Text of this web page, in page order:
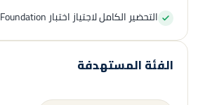
التحضير الكامل لاجتياز اختبار COBIT 2019 Foundation
الفئة المستهدفة